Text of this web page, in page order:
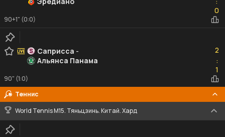
0
0
90+1" (0:0)
Саприсса -
Альянса Панама
2
:1
1
90" (1:0)
Теннис
World Tennis M15. Тяньцзинь. Китай. Хард